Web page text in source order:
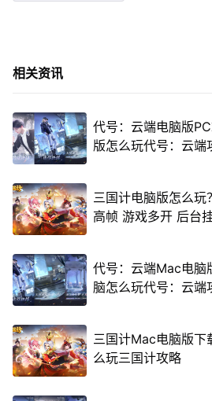
相关资讯
代号：云端电脑版
版怎么玩代号：云端
三国计电脑版怎么
高帧 游戏多开 后台
代号：云端Mac电脑
脑怎么玩代号：云端
三国计Mac电脑版下
么玩三国计攻略